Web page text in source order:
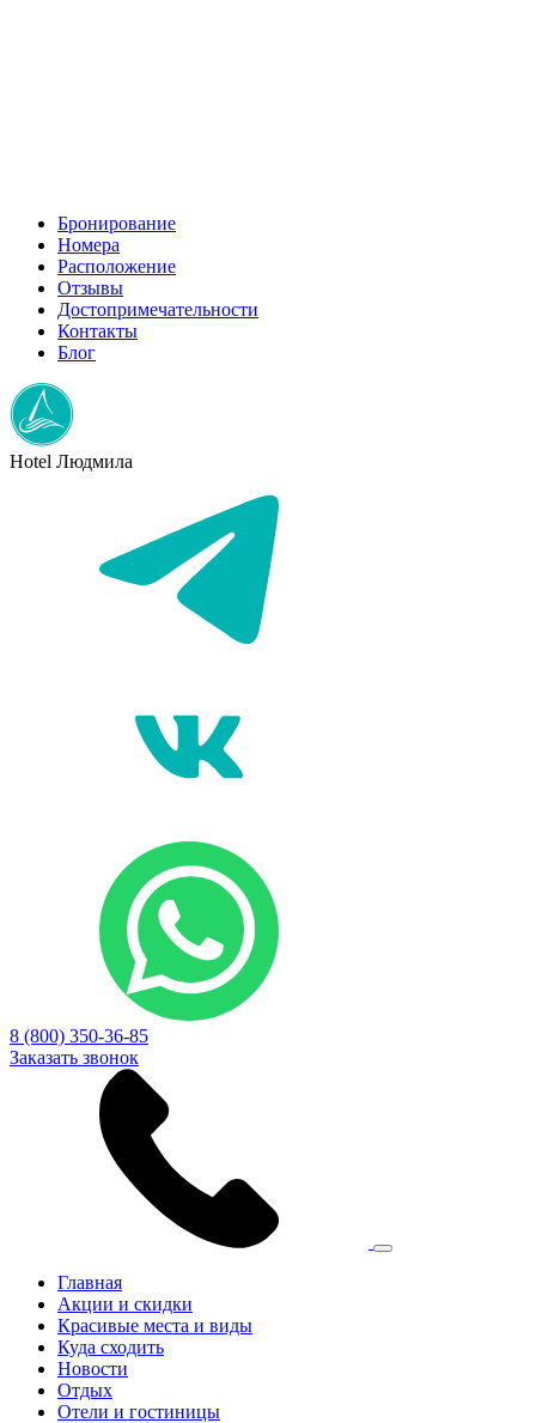
Бронирование
Номера
Расположение
Отзывы
Достопримечательности
Контакты
Блог
Hotel Людмила
8 (800) 350-36-85
Заказать звонок
Главная
Акции и скидки
Красивые места и виды
Куда сходить
Новости
Отдых
Отели и гостиницы